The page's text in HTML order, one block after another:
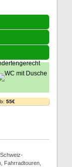
55€
Fahrradtouren,